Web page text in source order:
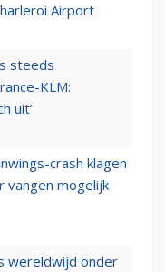
Airport
steeds
KLM:
uit’
crash klagen
vangen mogelijk
wereldwijd onder